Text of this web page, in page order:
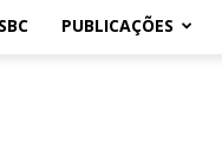
PUBLICAÇÕES